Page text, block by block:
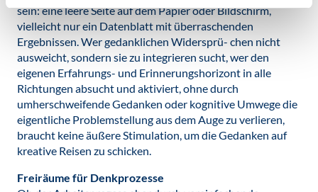
sein: eine leere Seite auf dem Papier oder Bildschirm,
vielleicht nur ein Datenblatt mit überraschenden
Ergebnissen. Wer gedanklichen Widersprü- chen nicht
ausweicht, sondern sie zu integrieren sucht, wer den
eigenen Erfahrungs- und Erinnerungshorizont in alle
Richtungen absucht und aktiviert, ohne durch
umherschweifende Gedanken oder kognitive Umwege die
eigentliche Problemstellung aus dem Auge zu verlieren,
braucht keine äußere Stimulation, um die Gedanken auf
kreative Reisen zu schicken.
Freiräume für Denkprozesse